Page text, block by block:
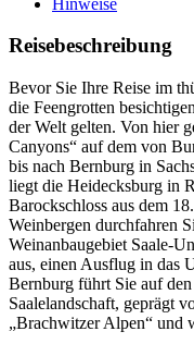
Reisebeschreibung
Bevor Sie Ihre Reise im
die Feengrotten
der Welt gelten. Von hier
Canyons“ auf dem von
bis nach Bernburg in
liegt die Heidecksburg in
Barockschloss aus dem
Weinbergen durchfahren
Weinanbaugebiet Saale-
aus, einen Ausflug in das
Bernburg führt Sie auf
Saalelandschaft, geprägt
„Brachwitzer Alpen“ und